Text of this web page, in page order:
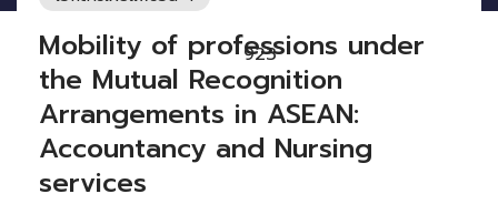
923
Mobility of professions under
the Mutual Recognition
Arrangements in ASEAN:
Accountancy and Nursing
services